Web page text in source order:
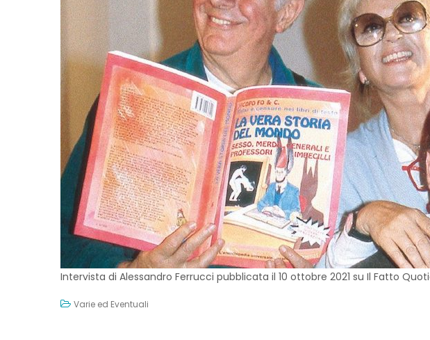
Intervista di Alessandro Ferrucci pubblicata il 10 ottobre 2021 su Il Fatto
Varie ed Eventuali